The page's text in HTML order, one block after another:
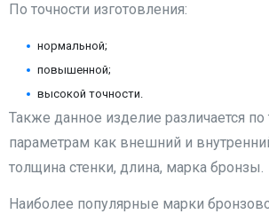
По точности изготовления:
нормальной;
повышенной;
высокой точности.
Также данное изделие различается по
параметрам как внешний и
толщина стенки, длина, марка бронзы.
Наиболее популярные марки